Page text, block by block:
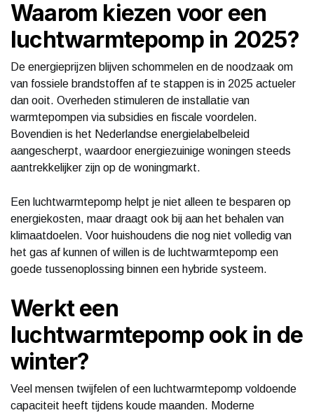
Waarom kiezen voor een
luchtwarmtepomp in 2025?
De energieprijzen blijven schommelen en de noodzaak om
van fossiele brandstoffen af te stappen is in 2025 actueler
dan ooit. Overheden stimuleren de installatie van
warmtepompen via subsidies en fiscale voordelen.
Bovendien is het Nederlandse energielabelbeleid
aangescherpt, waardoor energiezuinige woningen steeds
aantrekkelijker zijn op de woningmarkt.
Een luchtwarmtepomp helpt je niet alleen te besparen op
energiekosten, maar draagt ook bij aan het behalen van
klimaatdoelen. Voor huishoudens die nog niet volledig van
het gas af kunnen of willen is de luchtwarmtepomp een
goede tussenoplossing binnen een hybride systeem.
Werkt een
luchtwarmtepomp ook in de
winter?
Veel mensen twijfelen of een luchtwarmtepomp voldoende
capaciteit heeft tijdens koude maanden. Moderne